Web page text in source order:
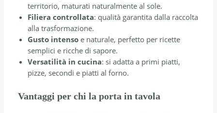
territorio, maturati naturalmente al sole.
Filiera controllata: qualità garantita dalla raccolta
alla trasformazione.
Gusto intenso e naturale, perfetto per ricette
semplici e ricche di sapore.
Versatilità in cucina: si adatta a primi piatti,
pizze, secondi e piatti al forno.
Vantaggi per chi la porta in tavola